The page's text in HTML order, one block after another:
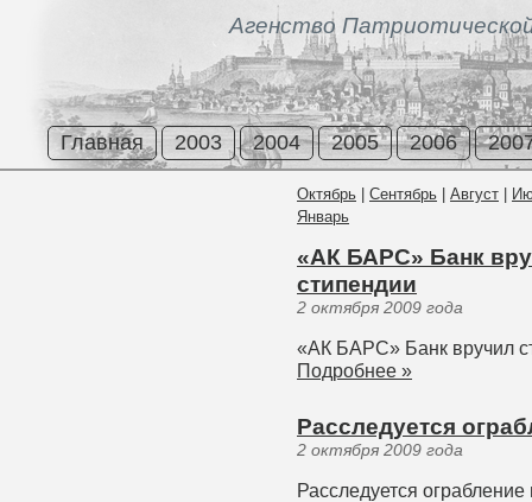
Агенство
Главная 2003 2004 2005 2006
Октябрь Сентябрь Август
Январь
«АК БАРС» Банк
стипендии
2 октября 2009 года
«АК БАРС» Банк вручил
Подробнее »
Расследуется
2 октября 2009 года
Расследуется